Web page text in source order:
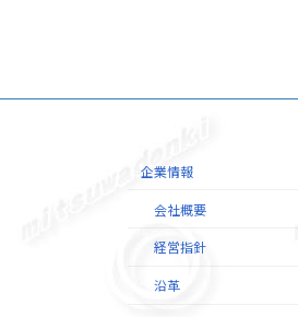
企業情報
会社概要
経営指針
沿革